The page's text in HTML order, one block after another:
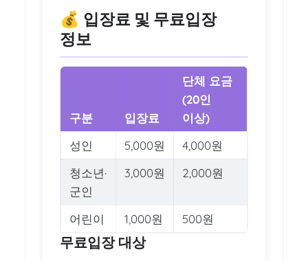
💰 입장료 및 무료입장
정보
구분 입장료
단체 요금
(20인
이상)
성인
5,000원
4,000원
청소년·
군인
3,000원 2,000원
어린이 1,000원 500원
무료입장 대상